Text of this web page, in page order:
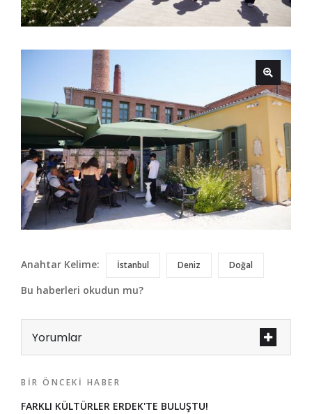
Anahtar Kelime: İstanbul Deniz Doğal
Bu haberleri okudun mu?
Yorumlar
BIR ÖNCEKI HABER
FARKLI KÜLTÜRLER ERDEK'TE BULUŞTU!